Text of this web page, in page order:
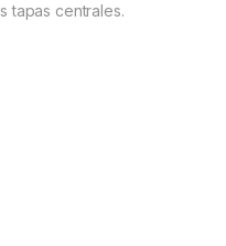
tapas centrales.